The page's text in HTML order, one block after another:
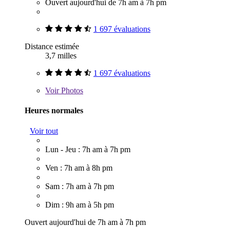
Ouvert aujourd'hui de 7h am à 7h pm
1 697 évaluations
Distance estimée
3,7 milles
1 697 évaluations
VoirPhotos
Heures normales
Voir tout
Lun - Jeu : 7h am à 7h pm
Ven : 7h am à 8h pm
Sam : 7h am à 7h pm
Dim : 9h am à 5h pm
Ouvert aujourd'hui de 7h am à 7h pm